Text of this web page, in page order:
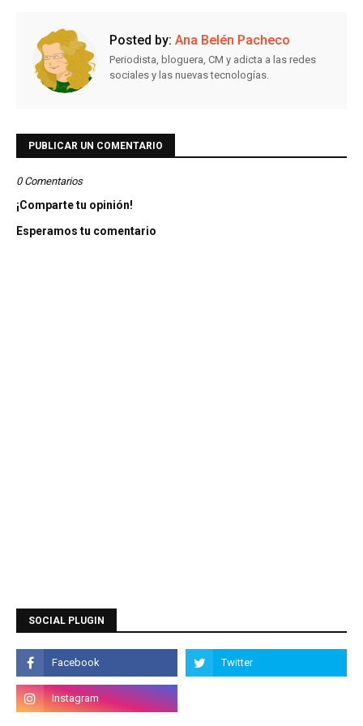
Posted by: Ana Belén Pacheco
Periodista, bloguera, CM y adicta a las redes
sociales y las nuevas tecnologías.
PUBLICAR UN COMENTARIO
0 Comentarios
¡Comparte tu opinión!
Esperamos tu comentario
SOCIAL PLUGIN